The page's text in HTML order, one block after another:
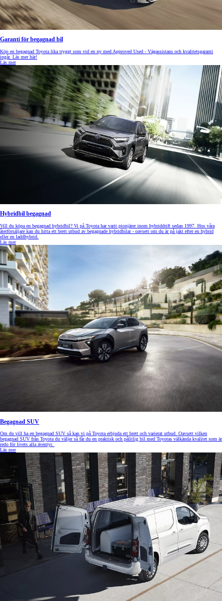
Garanti för begagnad bil
Köp en begagnad Toyota lika tryggt som vid en ny med Approved Used - Vägassistans och kvalitetsgaranti
ingår. Läs mer här!
Läs mer
Hybridbil begagnad
Vill du köpa en begagnad hybridbil? Vi på Toyota har varit pionjärer inom hybriddrift sedan 1997. Hos våra
återförsäljare kan du hitta ett brett utbud av begagnade hybridbilar - oavsett om du är på jakt efter en hybrid
eller en laddhybrid.
Läs mer
Begagnad SUV
Om du vill ha en begagnad SUV så kan vi på Toyota erbjuda ett brett och varierat utbud. Oavsett vilken
begagnad SUV från Toyota du väljer så får du en praktisk och pålitlig bil med Toyotas välkända kvalitet som är
redo för livets alla äventyr.
Läs mer